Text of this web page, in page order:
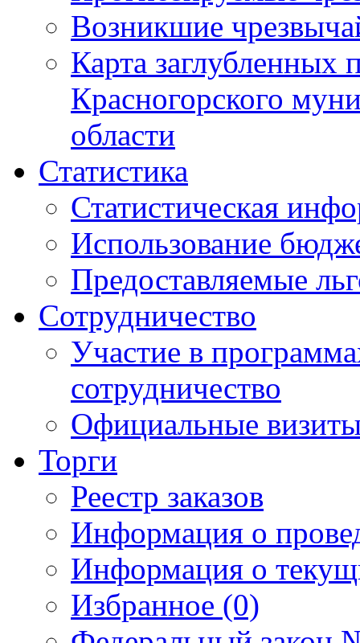
Возникшие
Карта
Красногорского
области
Статистика
Статистическая
Использование
Предоставляемые
Сотрудничество
Участие в
сотрудничество
Официальные
Торги
Реестр заказов
Информация о
Информация о
Избранное (0)